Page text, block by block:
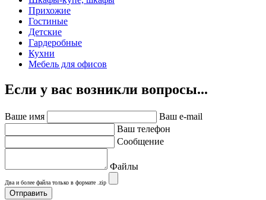
Прихожие
Гостиные
Детские
Гардеробные
Кухни
Мебель для офисов
Если у вас возникли вопросы...
Ваше имя
Ваш e-mail
Ваш телефон
Сообщение
Файлы
Два и более файла только в формате .zip